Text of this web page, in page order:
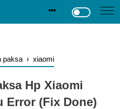
paksa › xiaomi
Hp Xiaomi
Error (Fix Done)